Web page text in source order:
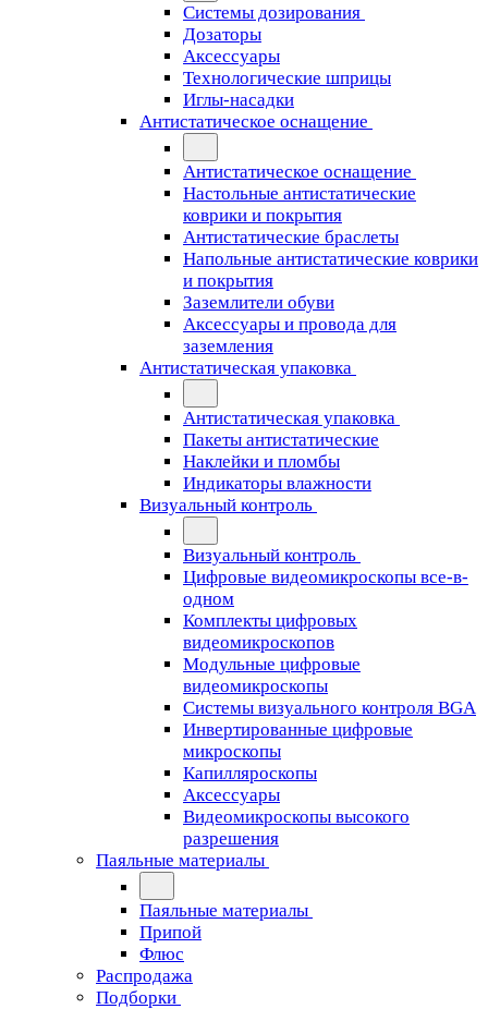
Системы дозирования
Дозаторы
Аксессуары
Технологические шприцы
Иглы-насадки
Антистатическое оснащение
Антистатическое оснащение
Настольные антистатические
коврики и покрытия
Антистатические браслеты
Напольные антистатические коврики
и покрытия
Заземлители обуви
Аксессуары и провода для
заземления
Антистатическая упаковка
Антистатическая упаковка
Пакеты антистатические
Наклейки и пломбы
Индикаторы влажности
Визуальный контроль
Визуальный контроль
Цифровые видеомикроскопы все-в-
одном
Комплекты цифровых
видеомикроскопов
Модульные цифровые
видеомикроскопы
Cистемы визуального контроля BGA
Инвертированные цифровые
микроскопы
Капилляроскопы
Аксессуары
Видеомикроскопы высокого
разрешения
Паяльные материалы
Паяльные материалы
Припой
Флюс
Распродажа
Подборки